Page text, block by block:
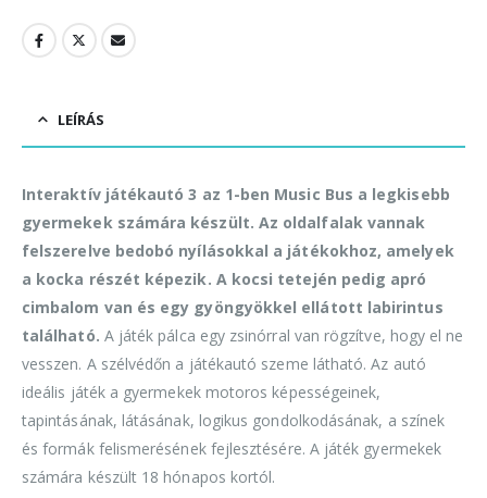
LEÍRÁS
Interaktív játékautó 3 az 1-ben Music Bus a legkisebb
gyermekek számára készült. Az oldalfalak vannak
felszerelve bedobó nyílásokkal a játékokhoz, amelyek
a kocka részét képezik. A kocsi tetején pedig apró
cimbalom van és egy gyöngyökkel ellátott labirintus
található. A játék pálca egy zsinórral van rögzítve, hogy el ne
vesszen. A szélvédőn a játékautó szeme látható. Az autó
ideális játék a gyermekek motoros képességeinek,
tapintásának, látásának, logikus gondolkodásának, a színek
és formák felismerésének fejlesztésére. A játék gyermekek
számára készült 18 hónapos kortól.